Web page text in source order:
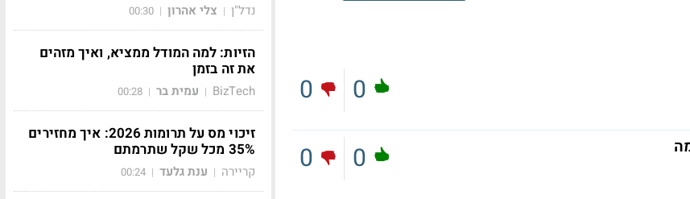
0
0
0
0
נדל"ן | צלי אהרון |
00:30
הזיות: למה המודל ממציא, ואיך מזהים
את זה בזמן
BizTech
| עמית בר |
00:28
זיכוי מס על תרומות 2026: איך מחזירים
35% מכל שקל שתרמתם
קריירה | ענת גלעד |
00:24